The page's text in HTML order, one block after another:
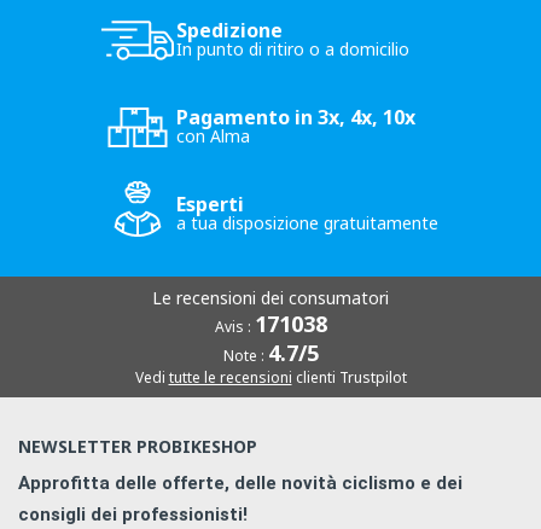
Spedizione
In punto di ritiro o a domicilio
Pagamento in 3x, 4x, 10x
con Alma
Esperti
a tua disposizione gratuitamente
Le recensioni dei consumatori
Avis : 171038
Note : 4.7/5
Vedi tutte le recensioni clienti Trustpilot
NEWSLETTER PROBIKESHOP
Approfitta delle offerte, delle novità ciclismo e dei
consigli dei professionisti!